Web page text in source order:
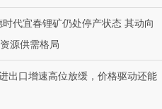
时代宜春锂矿仍处停产状态 其动向
源供需格局
出口增速高位放缓，价格驱动还能